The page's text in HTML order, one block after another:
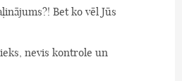
Bet ko vēl Jūs
nevis kontrole un